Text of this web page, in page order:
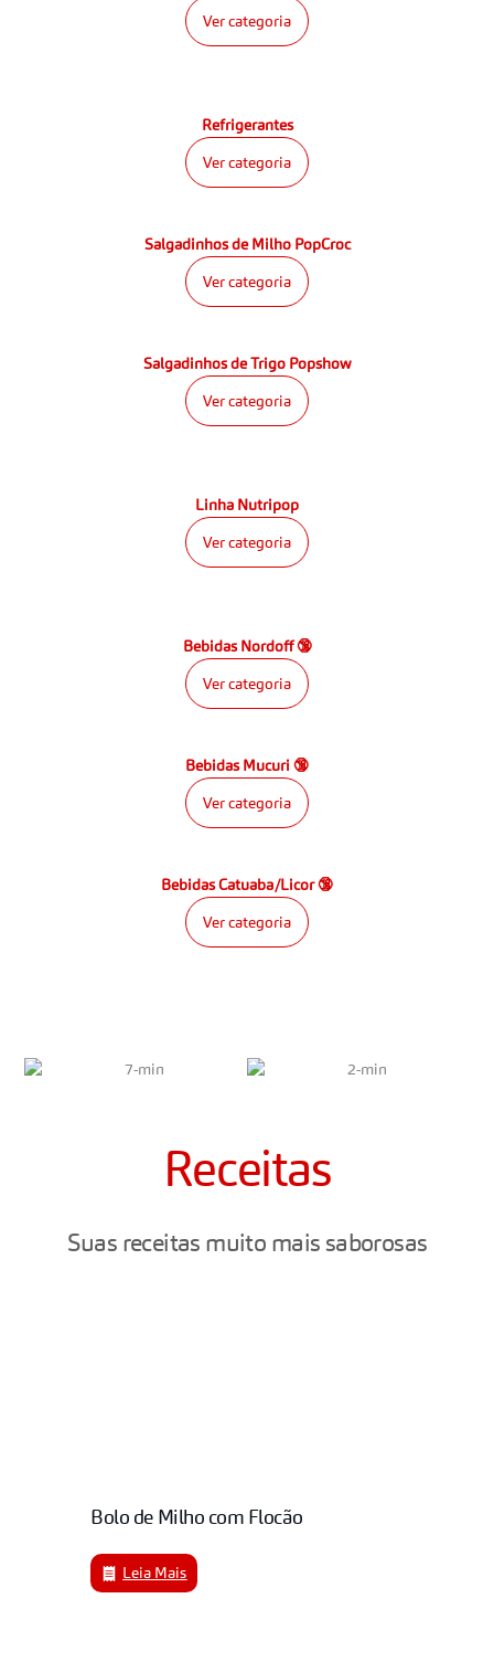
Ver categoria
Refrigerantes
Ver categoria
Salgadinhos de Milho PopCroc
Ver categoria
Salgadinhos de Trigo Popshow
Ver categoria
Linha Nutripop
Ver categoria
Bebidas Nordoff 🔞
Ver categoria
Bebidas Mucuri 🔞
Ver categoria
Bebidas Catuaba/Licor 🔞
Ver categoria
Receitas
Suas receitas muito mais saborosas
Bolo de Milho com Flocão
Leia Mais